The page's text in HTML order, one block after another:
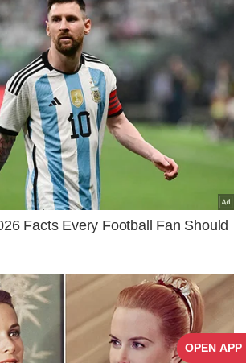
OPEN APP